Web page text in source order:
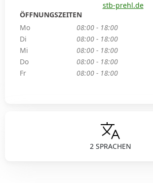
2 SPRACHEN
stb-prehl.de
ÖFFNUNGSZEITEN
Mo
08:00 - 18:00
Di
08:00 - 18:00
Mi
08:00 - 18:00
Do
08:00 - 18:00
Fr
08:00 - 18:00